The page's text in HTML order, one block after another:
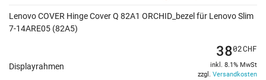
Lenovo COVER Hinge Cover Q 82A1 ORCHID_bezel für Lenovo Slim
7-14ARE05 (82A5)
Displayrahmen
3802CHF
inkl. 8.1% MwSt
zzgl. Versandkosten